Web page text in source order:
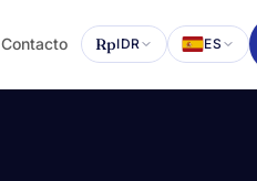
Contacto RpIDR ES